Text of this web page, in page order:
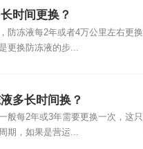
时间更换？
防冻液每2年或者4万公里左右更换
更换防冻液的步...
多长时间换？
般每2年或3年需要更换一次，这只
期，如果是营运...